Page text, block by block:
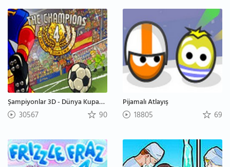
Şampiyonlar 3D - Dünya Kupası 2014
30567 90
Pijamalı Atlayış
18805 69